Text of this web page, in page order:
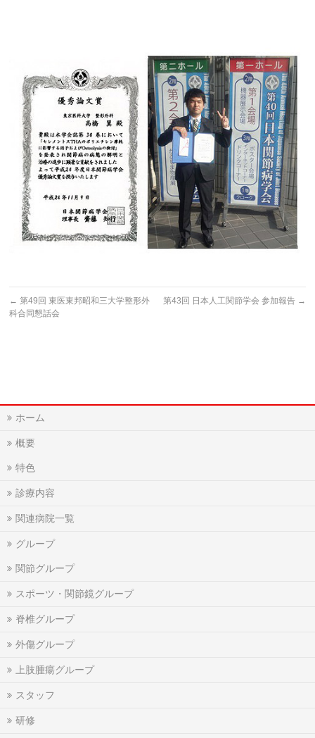
← 第49回 東医東邦昭和三大学整形外
科合同懇話会
第43回 日本人工関節学会 参加報告 →
ホーム
概要
特色
診療内容
関連病院一覧
グループ
関節グループ
スポーツ・関節鏡グループ
脊椎グループ
外傷グループ
上肢腫瘍グループ
スタッフ
研修